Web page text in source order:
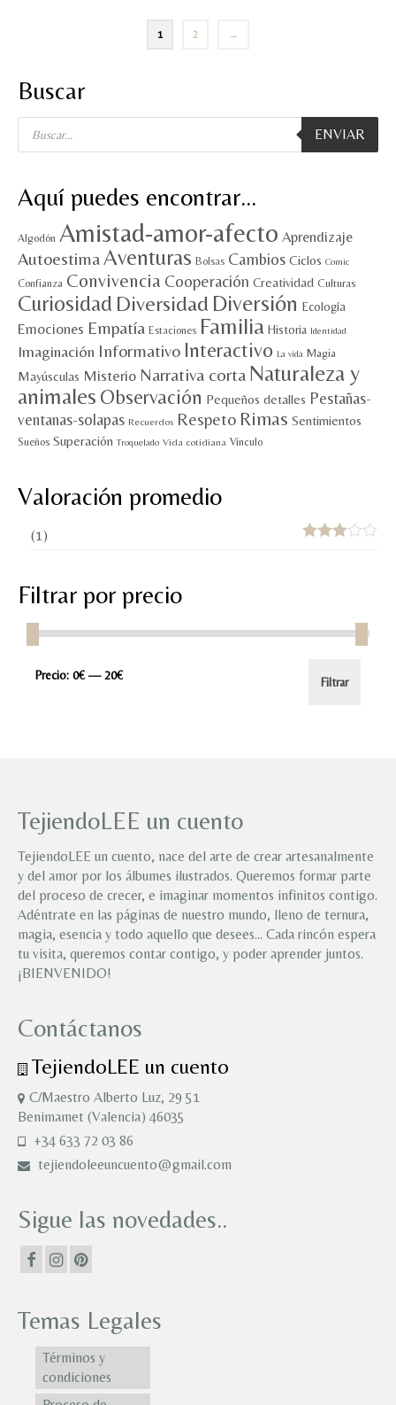
1 2 →
Buscar
Búsqueda
productos
ENVIAR
Aquí puedes encontrar…
Algodón Amistad-amor-afecto Aprendizaje
AutoestimaAventuras Bolsas Cambios Ciclos Comic
Confianza Convivencia Cooperación Creatividad Culturas
Curiosidad Diversidad Diversión Ecología
Emociones Empatía Estaciones Familia Historia Identidad
Imaginación Informativo Interactivo La vida Magia
Mayúsculas Misterio Narrativa corta Naturaleza y
animales Observación Pequeños detalles Pestañas-
ventanas-solapas Recuerdos Respeto Rimas Sentimientos
Sueños Superación Troquelado Vida cotidiana Vínculo
Valoración promedio
(1)
Filtrar por precio
Precio
Precio
Filtrar
Precio: 0€ — 20€
TejiendoLEE un cuento
TejiendoLEE un cuento, nace del arte de crear artesanalmente
y del amor por los álbumes ilustrados. Queremos formar parte
del proceso de crecer, e imaginar momentos infinitos contigo.
Adéntrate en las páginas de nuestro mundo, lleno de ternura,
magia, esencia y todo aquello que desees… Cada rincón espera
tu visita, queremos contar contigo, y poder aprender juntos.
¡BIENVENIDO!
Contáctanos
TejiendoLEE un cuento
C/Maestro Alberto Luz, 29 51
Benimamet (Valencia) 46035
+34 633 72 03 86
tejiendoleeuncuento@gmail.com
Sigue las novedades..
Temas Legales
Términos y
condiciones